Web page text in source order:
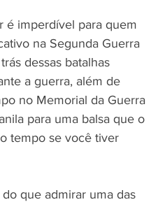
é imperdível para quem
na Segunda Guerra
dessas batalhas
a guerra, além de
no Memorial da Guerra
para uma balsa que o
tempo se você tiver
que admirar uma das